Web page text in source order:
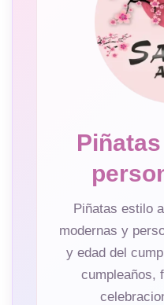
Piñatas estilo
modernas y
y edad del
cumpleaños,